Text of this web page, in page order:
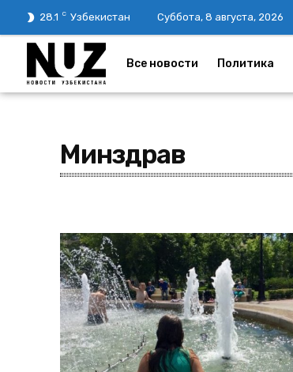
28.1 C Узбекистан Суббота, 8 августа, 2026
Все новости Политика
Минздрав